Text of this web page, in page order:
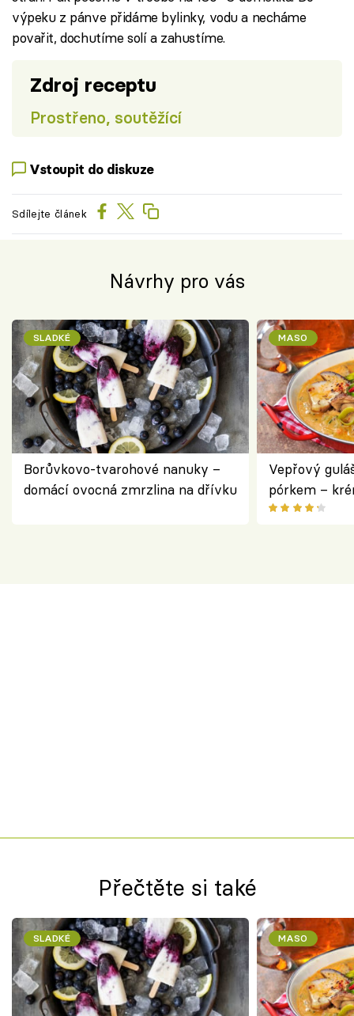
výpeku z pánve přidáme bylinky, vodu a necháme
povařit, dochutíme solí a zahustíme.
Zdroj receptu
Prostřeno, soutěžící
Vstoupit do diskuze
Sdílejte článek
Návrhy pro vás
SLADKÉ
Borůvkovo-tvarohové nanuky –
domácí ovocná zmrzlina na dřívku
MASO
Vepřový
pórkem –
pokrm z
Přečtěte si také
SLADKÉ MASO